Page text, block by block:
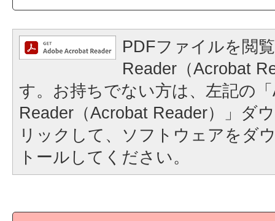
PDFファイルを閲
Reader（Acrobat
す。お持ちでない方は、左記の
Reader（Acrobat Reader）」ダ
リックして、ソフトウェアをダ
トールしてください。